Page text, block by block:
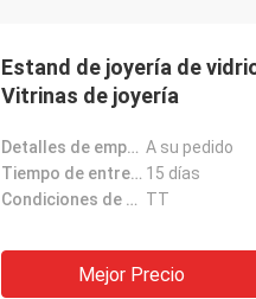
Estand de joyería de
Vitrinas de joyería
Detalles de empaquetado: A su pedido
Tiempo de entrega: 15 días
Condiciones de pago: TT
Mejor Precio